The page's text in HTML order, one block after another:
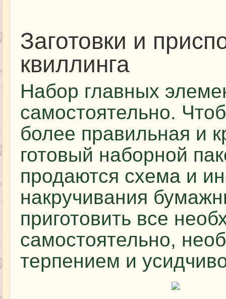
Заготовки и
квиллинга
Набор главных
самостоятельно.
более правильная и
готовый наборной
продаются схема и
накручивания
приготовить все
самостоятельно,
терпением и